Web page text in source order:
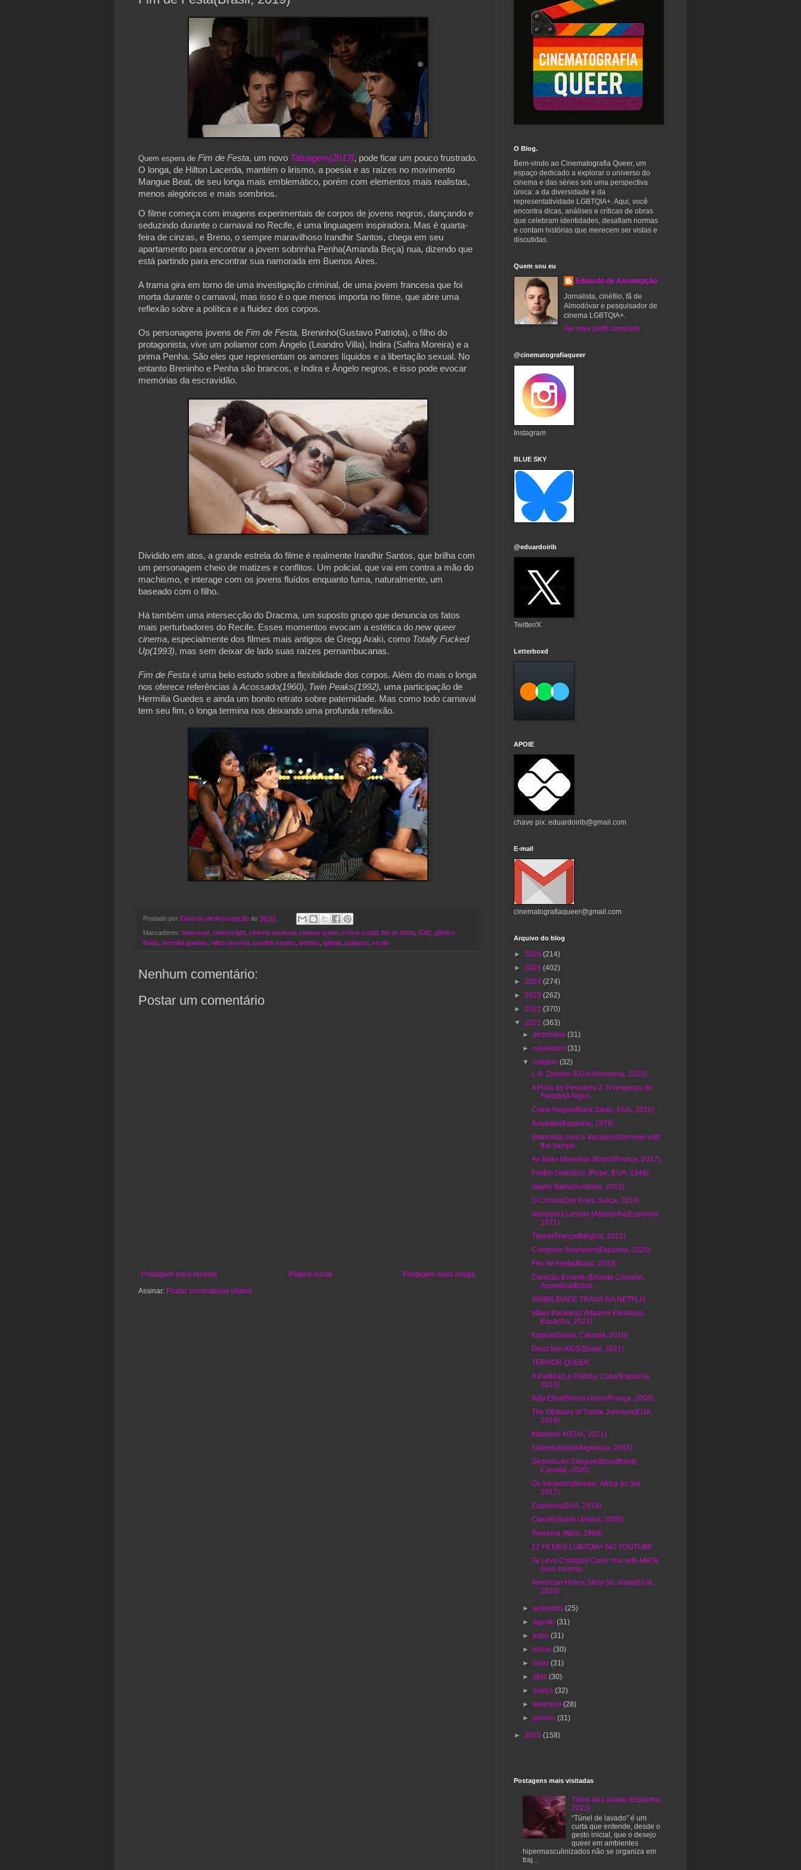
Quem espera de Fim de Festa, um novo Tatuagem(2013), pode ficar um pouco frustrado.
O longa, de Hilton Lacerda, mantém o lirismo, a poesia e as raízes no movimento
Mangue Beat, de seu longa mais emblemático, porém com elementos mais realistas,
menos alegóricos e mais sombrios.
O filme começa com imagens experimentais de corpos de jovens negros, dançando e
seduzindo durante o carnaval no Recife, é uma linguagem inspiradora. Mas é quarta-
feira de cinzas, e Breno, o sempre maravilhoso Irandhir Santos, chega em seu
apartamento para encontrar a jovem sobrinha Penha(Amanda Beça) nua, dizendo que
está partindo para encontrar sua namorada em Buenos Aires.
A trama gira em torno de uma investigação criminal, de uma jovem francesa que foi
morta durante o carnaval, mas isso é o que menos importa no filme, que abre uma
reflexão sobre a política e a fluidez dos corpos.
Os personagens jovens de Fim de Festa, Breninho(Gustavo Patriota), o filho do
protagonista, vive um poliamor com Ângelo (Leandro Villa), Indira (Safira Moreira) e a
prima Penha. São eles que representam os amores líquidos e a libertação sexual. No
entanto Breninho e Penha são brancos, e Indira e Ângelo negros, e isso pode evocar
Dividido em atos, a grande estrela do filme é realmente Irandhir Santos, que brilha com
um personagem cheio de matizes e conflitos. Um policial, que vai em contra a mão do
machismo, e interage com os jovens fluídos enquanto fuma, naturalmente, um
baseado com o filho.
Há também uma intersecção do Dracma, um suposto grupo que denuncia os fatos
mais perturbadores do Recife. Esses momentos evocam a estética do new queer
cinema, especialmente dos filmes mais antigos de Gregg Araki, como Totally Fucked
Up(1993), mas sem deixar de lado suas raízes pernambucanas.
Fim de Festa é uma belo estudo sobre a flexibilidade dos corpos. Além do mais o longa
nos oferece referências à Acossado(1960), Twin Peaks(1992), uma participação de
Hermilia Guedes e ainda um bonito retrato sobre paternidade. Mas como todo carnaval
Postado por Eduardo de Assumpção às 06:01
Marcadores: bissexual cinema lgbt cinema nacional cinema queer, crítica social fim de festa GAY, gênero
fluído hermilia guedes hilton lacerda irandhir santos lesbian lgbtqia poliamor, recife
Nenhum comentário:
Postar um comentário
Postagem mais recente Postagem mais antiga
Página inicial
Assinar: Postar comentários (Atom)
O Blog.
Bem-vindo ao Cinematografia Queer, um
espaço dedicado a explorar o universo do
cinema e das séries sob uma perspectiva
única: a da diversidade e da
representatividade LGBTQIA+. Aqui, você
encontra dicas, análises e críticas de obras
que celebram identidades, desafiam normas
e contam histórias que merecem ser vistas e
discutidas.
Quem sou eu
Eduardo de Assumpção
Jornalista, cinéfilo, fã de
Almodóvar e pesquisador de
cinema LGBTQIA+.
Ver meu perfil completo
@cinematografiaqueer
Instagram
BLUE SKY
@eduardoirib
Twitter/X
Letterboxd
APOIE
chave pix: eduardoirib@gmail.com
E-mail
cinematografiaqueer@gmail.com
Arquivo do blog
► 2026 (214)
► 2025 (402)
► 2024 (274)
► 2023 (262)
► 2022 (370)
▼ 2021 (363)
►dezembro(31)
►novembro(31)
▼outubro(32)
L.A. Zombie (EUA/Alemanha, 2010)
A Hora do Pesadelo 2: A Vingança de
Freddy(A Night...
Cisne Negro(Black Swan, EUA, 2010)
Arrebato(Espanha, 1979)
Entrevista com o Vampiro(Interview with
the Vampir...
As Boas Maneiras (Brasil/França, 2017)
Festim Diabólico (Rope, EUA, 1948)
Gayby Baby(Austrália, 2015)
O Círculo(Der Kreis, Suiça, 2014)
Vampyros Lesbos (Alemanha/Espanha,
1971)
Titane(França/Bélgica, 2021)
Complete Strangers(Espanha, 2020)
Fim de Festa(Brasil, 2019)
Coração Errante (Errante Corazón,
Argentina/Brasil...
VISIBILIDADE TRANS NA NETFLIX
Mães Paralelas (Madres Paralelas,
Espanha, 2021)
Espiral(Spiral, Canadá, 2019)
Deus tem AIDS(Brasil, 2021)
TERROR QUEER
A Partida(La Partida, Cuba/Espanha,
2013)
Billy Elliot(Reino Unido/França, 2000)
The Obituary of Tunde Johnson(EUA,
2019)
Madame X(EUA, 2021)
Esteros(Brasil/Argentina, 2016)
Sedenta de Sangue(Bloodthirsty,
Canadá, 2020)
Os Iniciados(Inxeba, África do Sul,
2017)
Euphoria(EUA, 2019)
Ciao(Estados Unidos, 2008)
Teorema (Itália, 1968)
12 FILMES LGBTQIA+ NO YOUTUBE
Te Levo Comigo(I Carry You with Me/Te
llevo conmig...
American Horror Story S5: Hotel(EUA,
2016)
►setembro(25)
►agosto(31)
►julho(31)
►junho(30)
►maio(31)
►abril(30)
►março(32)
►fevereiro(28)
►janeiro(31)
► 2020 (158)
Postagens mais visitadas
Túnel de Lavado (Espanha,
2023)
“Túnel de lavado” é um
curta que entende, desde o
gesto inicial, que o desejo
queer em ambientes
hipermasculinizados não se organiza em
traj...